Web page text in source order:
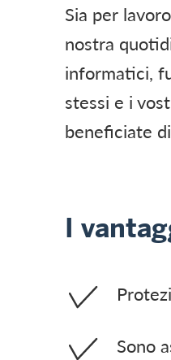
Sia per
nostra
informatici,
stessi e i
beneficiate
I
Sono